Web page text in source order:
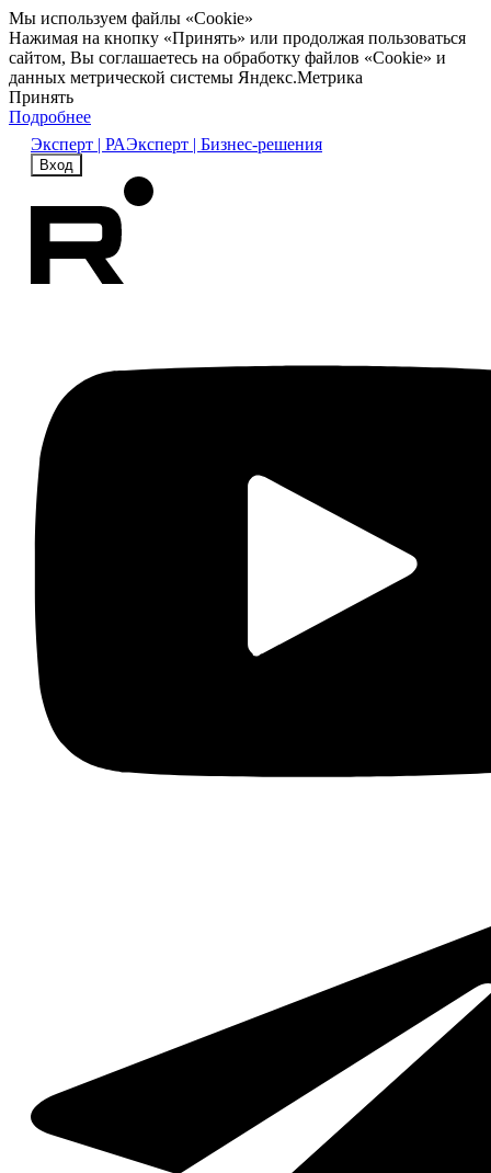
Мы используем файлы «Cookie»
Нажимая на кнопку «Принять» или продолжая пользоваться
сайтом, Вы соглашаетесь на обработку файлов «Cookie» и
данных метрической системы Яндекс.Метрика
Принять
Подробнее
Эксперт | РАЭксперт | Бизнес-решения
Вход